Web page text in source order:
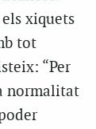
xiquets
tot
“Per
normalitat